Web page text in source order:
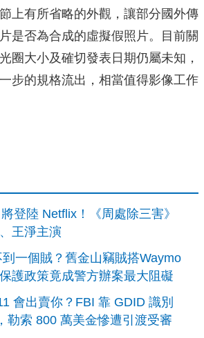
上有所省略的外觀，讓部分國外傳
是否為合成的虛擬假照片。目前關
圈大小及確切發表日期仍屬未知，
步的規格流出，相當值得影像工作
登陸 Netflix！《周處除三害》
王淨主演
一個賊？舊金山竊賊搭Waymo
護政策竟成警方辦案最大阻礙
會出賣你？FBI 靠 GDID 識別
勒索 800 萬美金慘遭引渡受審